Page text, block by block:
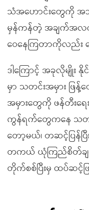
သံအဟောင်းတွေကို အ
မှန်ကန်တဲ့ အချက်အလ
ဝေနေကြတာကိုလည်း
ဒါကြောင့် အခုလိုမျိုး
မှာ သတင်းအမှား ဖြန့်
အမှားတွေကို ဖန်တီးရ
ကွန်ရက်တွေကနေ သတင်
တော့မယ်၊ တဆင့်ပြန်ပ
တကယ် ယုံကြည်စိတ်ချ
တိုက်စစ်ပြီးမှ ထပ်ဆင့်